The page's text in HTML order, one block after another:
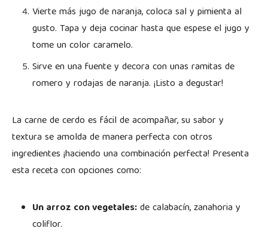
Vierte más jugo de naranja, coloca sal y pimienta al
gusto. Tapa y deja cocinar hasta que espese el jugo y
tome un color caramelo.
Sirve en una fuente y decora con unas ramitas de
romero y rodajas de naranja. ¡Listo a degustar!
La carne de cerdo es fácil de acompañar, su sabor y
textura se amolda de manera perfecta con otros
ingredientes ¡haciendo una combinación perfecta! Presenta
esta receta con opciones como:
Un arroz con vegetales:de calabacín, zanahoria y
coliflor.